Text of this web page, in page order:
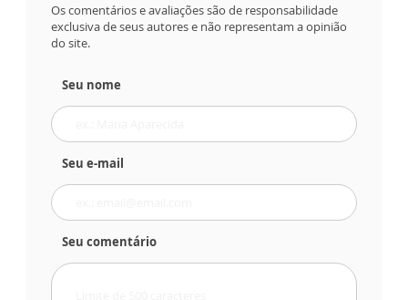
Os comentários e avaliações são de responsabilidade
exclusiva de seus autores e não representam a opinião
do site.
Seu nome
Seu e-mail
Seu comentário